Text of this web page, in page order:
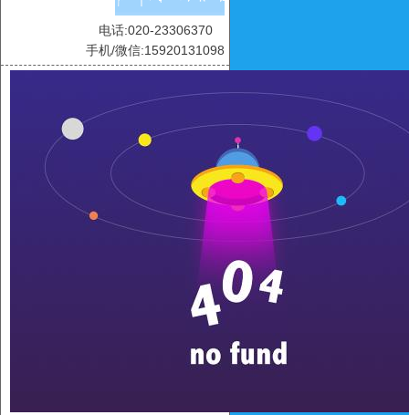
电话:020-23306370
手机/微信:15920131098